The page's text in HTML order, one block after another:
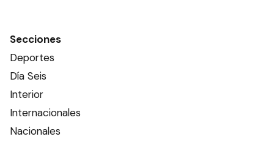
Secciones
Deportes
Día Seis
Interior
Internacionales
Nacionales